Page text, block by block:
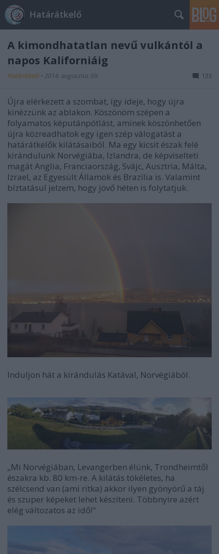
Határátkelő
A kimondhatatlan nevű vulkántól a
napos Kaliforniáig
Határátkelő • 2014. augusztus 09. 133
Újra elérkezett a szombat, így ideje, hogy újra
kinézzünk az ablakon. Köszönöm szépen a
folyamatos képutánpótlást, aminek köszönhetően
újra közreadhatok egy igen szép válogatást a
határátkelők kilátásaiból. Ma egy kicsit észak felé
kirándulunk Norvégiába, Izlandra, de képviselteti
magát Anglia, Franciaország, Svájc, Ausztria, Málta,
Izrael, az Egyesült Államok és Brazília is. Valamint
bíztatásul jelzem, hogy jövő héten is folytatjuk.
Induljon hát a kirándulás Katával, Norvégiából.
„Mi Norvégiában, Levangerben élünk, Trondheimtől
északra kb. 80 km-re. A kilátás tökéletes, ha
szélcsend van (ami ritka) akkor ilyen gyönyörű a táj
és szuper képeket lehet készíteni. Többnyire azért
elég változatos az idő!"